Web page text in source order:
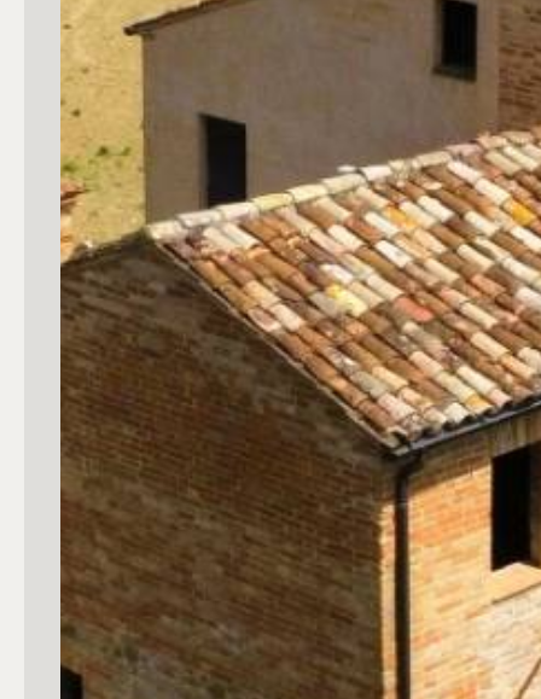
mq
Locali
Qualsiasi
4
5